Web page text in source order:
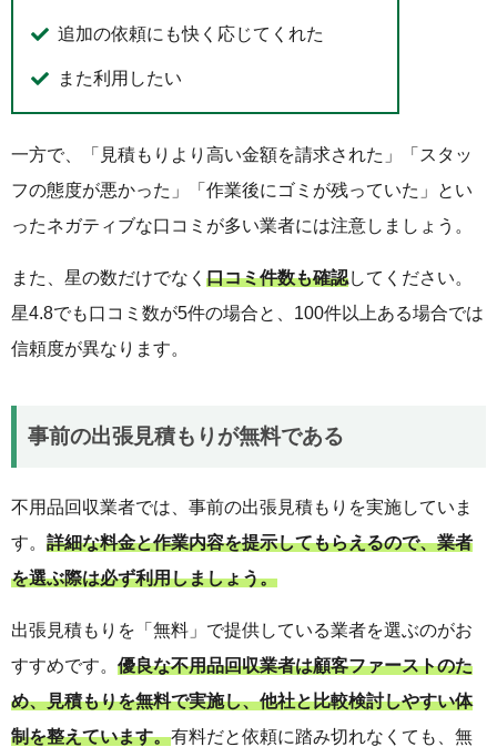
追加の依頼にも快く応じてくれた
また利用したい
一方で、「見積もりより高い金額を請求された」「スタッ
フの態度が悪かった」「作業後にゴミが残っていた」とい
ったネガティブな口コミが多い業者には注意しましょう。
また、星の数だけでなく 口コミ件数も確認してください。
星4.8でも口コミ数が5件の場合と、100件以上ある場合では
信頼度が異なります。
事前の出張見積もりが無料である
不用品回収業者では、事前の出張見積もりを実施していま
す。 詳細な料金と作業内容を提示してもらえるので、業者
を選ぶ際は必ず利用しましょう。
出張見積もりを「無料」で提供している業者を選ぶのがお
すすめです。 優良な不用品回収業者は顧客ファーストのた
め、見積もりを無料で実施し、他社と比較検討しやすい体
制を整えています。有料だと依頼に踏み切れなくても、無